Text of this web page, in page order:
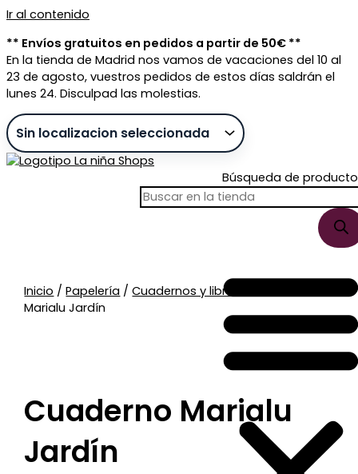
Ir al contenido
** Envíos gratuitos en pedidos a partir de 50€ **
En la tienda de Madrid nos vamos de vacaciones del 10 al
23 de agosto, vuestros pedidos de estos días saldrán el
lunes 24. Disculpad las molestias.
Búsqueda de
Inicio /Papelería /Cuadernos y libretas
Marialu Jardín
Cuaderno Marialu
Jardín